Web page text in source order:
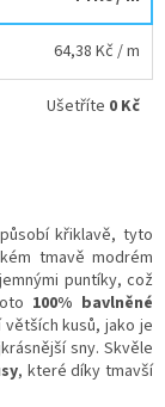
64,38 Kč / m
Ušetříte 0 Kč
křiklavě, tyto
tmavě modrém
puntíky, což
100% bavlněné
kusů, jako je
sny. Skvěle
, které díky tmavší